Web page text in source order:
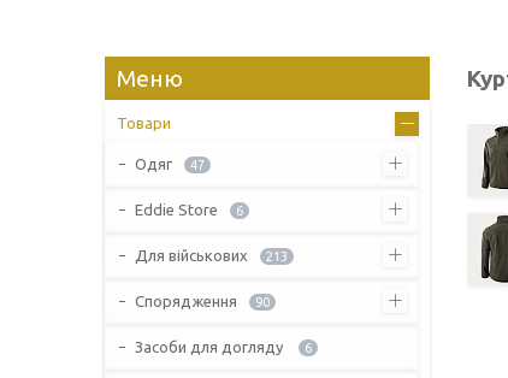
Товари
Одяг 47
Eddie Store 6
Для військових 213
Спорядження 90
Засоби для догляду 6